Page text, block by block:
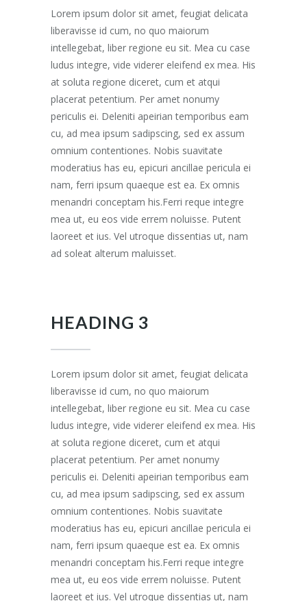
Lorem ipsum dolor sit amet, feugiat delicata
liberavisse id cum, no quo maiorum
intellegebat, liber regione eu sit. Mea cu case
ludus integre, vide viderer eleifend ex mea. His
at soluta regione diceret, cum et atqui
placerat petentium. Per amet nonumy
periculis ei. Deleniti apeirian temporibus eam
cu, ad mea ipsum sadipscing, sed ex assum
omnium contentiones. Nobis suavitate
moderatius has eu, epicuri ancillae pericula ei
nam, ferri ipsum quaeque est ea. Ex omnis
menandri conceptam his.Ferri reque integre
mea ut, eu eos vide errem noluisse. Putent
laoreet et ius. Vel utroque dissentias ut, nam
ad soleat alterum maluisset.
HEADING 3
Lorem ipsum dolor sit amet, feugiat delicata
liberavisse id cum, no quo maiorum
intellegebat, liber regione eu sit. Mea cu case
ludus integre, vide viderer eleifend ex mea. His
at soluta regione diceret, cum et atqui
placerat petentium. Per amet nonumy
periculis ei. Deleniti apeirian temporibus eam
cu, ad mea ipsum sadipscing, sed ex assum
omnium contentiones. Nobis suavitate
moderatius has eu, epicuri ancillae pericula ei
nam, ferri ipsum quaeque est ea. Ex omnis
menandri conceptam his.Ferri reque integre
mea ut, eu eos vide errem noluisse. Putent
laoreet et ius. Vel utroque dissentias ut, nam